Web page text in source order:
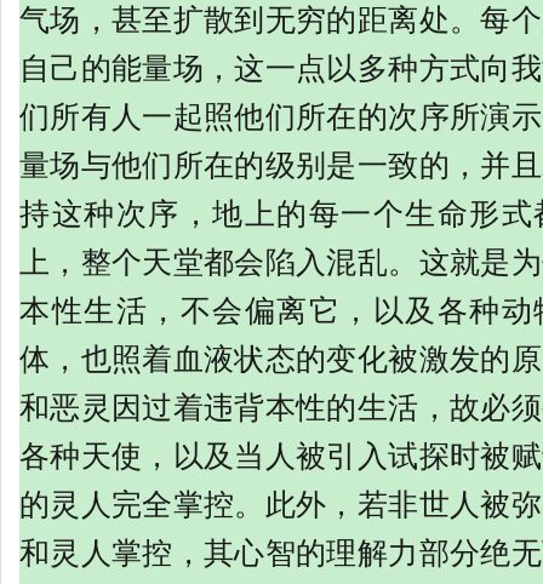
气场，甚至扩散到无穷的距离处。每
自己的能量场，这一点以多种方式向
们所有人一起照他们所在的次序所演
量场与他们所在的级别是一致的，并
持这种次序，地上的每一个生命形式
上，整个天堂都会陷入混乱。这就是
本性生活，不会偏离它，以及各种动
体，也照着血液状态的变化被激发的
和恶灵因过着违背本性的生活，故必
各种天使，以及当人被引入试探时被
的灵人完全掌控。此外，若非世人被
和灵人掌控，其心智的理解力部分绝